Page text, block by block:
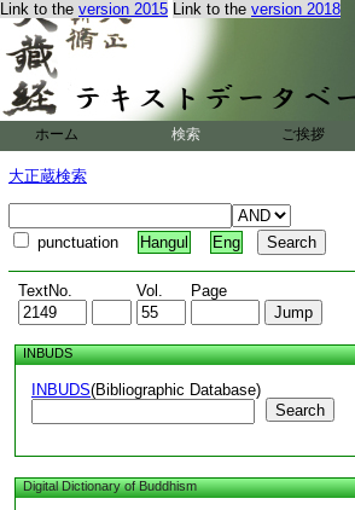
Link to the version 2015 Link to the version 2018
ホーム 検索 ご挨拶
大正蔵検索
punctuation Hangul Eng
TextNo. Vol. Page
INBUDS
INBUDS(Bibliographic Database)
Search
Digital Dictionary of Buddhism